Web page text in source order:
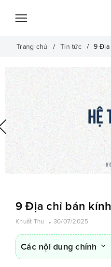
Trang chủ Tin tức 9 Địa
9 Địa chỉ bán
Khuất Thu 30/07/2025
Các nội dung chính